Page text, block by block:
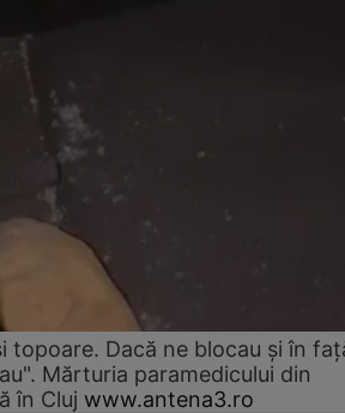
topoare. Dacă ne blocau şi în
Mărturia paramedicului din
în Cluj www.antena3.ro